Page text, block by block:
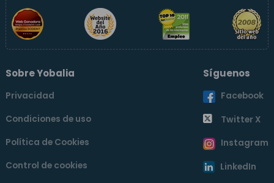
Sobre Yobalia
Privacidad
Condiciones de uso
Política de Cookies
Control de cookies
Síguenos
Facebook
Twitter X
Instagram
LinkedIn